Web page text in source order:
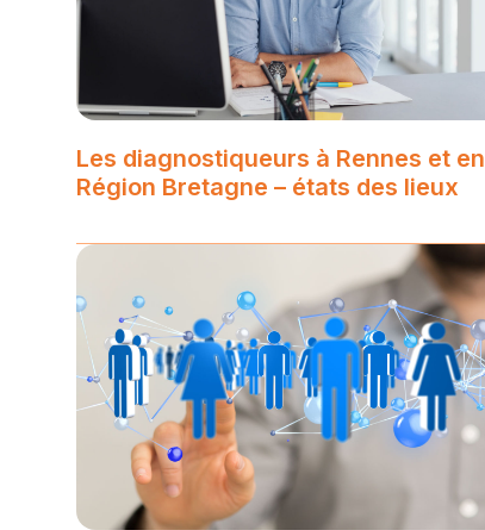
Les diagnostiqueurs à Rennes et en
Région Bretagne – états des lieux